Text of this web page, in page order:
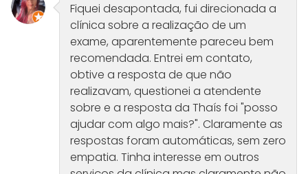
Fiquei desapontada, fui direcionada a
clínica sobre a realização de um
exame, aparentemente pareceu bem
recomendada. Entrei em contato,
obtive a resposta de que não
realizavam, questionei a atendente
sobre e a resposta da Thaís foi "posso
ajudar com algo mais?". Claramente as
respostas foram automáticas, sem zero
empatia. Tinha interesse em outros